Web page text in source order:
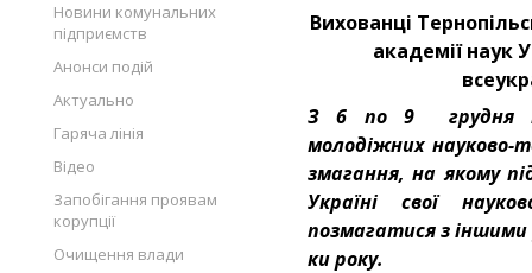
Новини комунальних
підприємств
Анонси подій
Актуально
Гаряча лінія
Відео
Запобігання проявам
корупції
Очищення влади
Вихованці
академії наук
З 6 по 9 грудня
молодіжних науково-
змагання, на якому
Україні свої
позмагатися з
ки року.